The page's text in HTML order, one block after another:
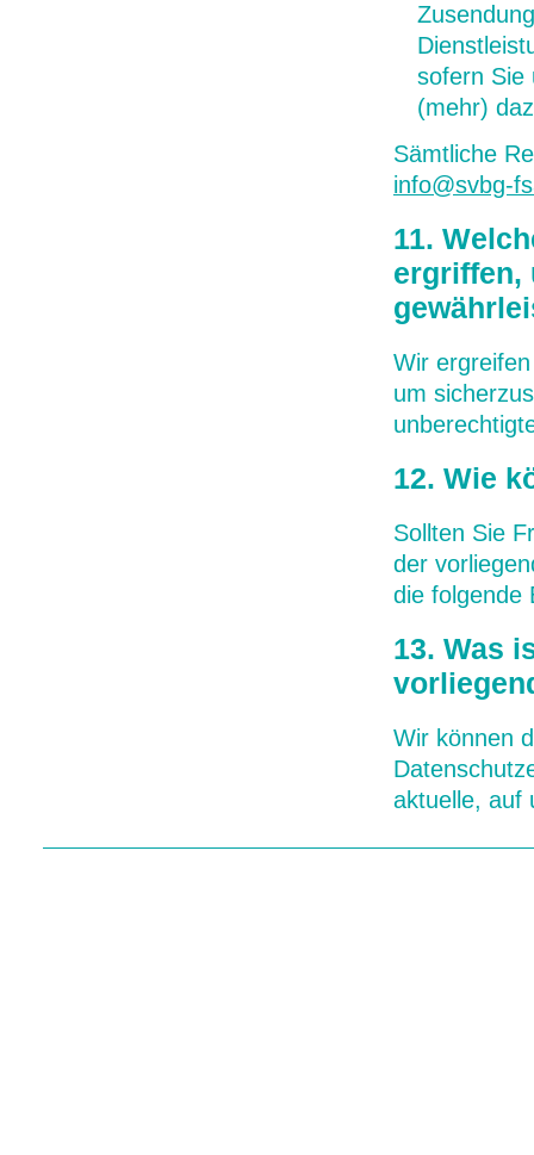
sofern Sie
(mehr)
Sämtliche
info@svbg-
11.
ergriffen,
Wir
um
12. Wie
Sollten Sie
der
die folgende
13. Was
Wir können
aktuelle, auf